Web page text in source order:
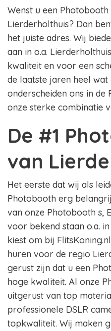
Wenst u een
Lierderholthuis? Dan
het juiste adres. Wij
aan in o.a.
kwaliteit en voor een
de laatste jaren heel
onderscheiden ons in
onze sterke combinatie
De #1
van
Het eerste dat wij als
Photobooth erg
van onze Photobooth s,
voor bekend staan o.a.
kiest om bij
huren voor de regio
gerust zijn dat u een
hoge kwaliteit. Al onze
uitgerust van top
professionele DSLR
topkwaliteit. Wij maken